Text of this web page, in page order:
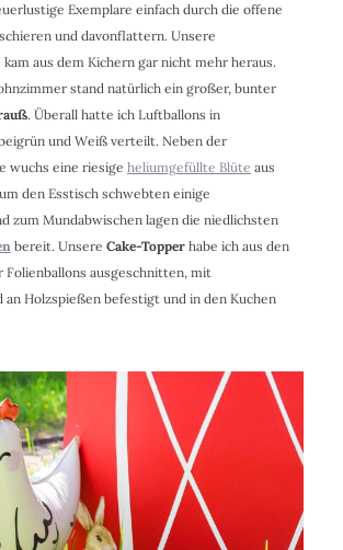
Exemplare einfach durch die offene
und davonflattern. Unsere
aus dem Kichern gar nicht mehr heraus.
stand natürlich ein großer, bunter
. Überall hatte ich Luftballons in
und Weiß verteilt. Neben der
wuchs eine riesige heliumgefüllte Blüte aus
den Esstisch schwebten einige
zum Mundabwischen lagen die niedlichsten
bereit. Unsere Cake-Topperhabe ich aus den
Folienballons ausgeschnitten, mit
an Holzspießen befestigt und in den Kuchen